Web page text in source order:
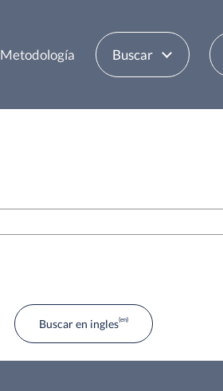
Metodología Buscar
Buscar en ingles